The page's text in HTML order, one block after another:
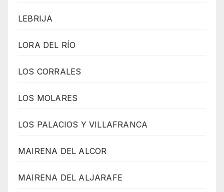
LEBRIJA
LORA DEL RÍO
LOS CORRALES
LOS MOLARES
LOS PALACIOS Y VILLAFRANCA
MAIRENA DEL ALCOR
MAIRENA DEL ALJARAFE